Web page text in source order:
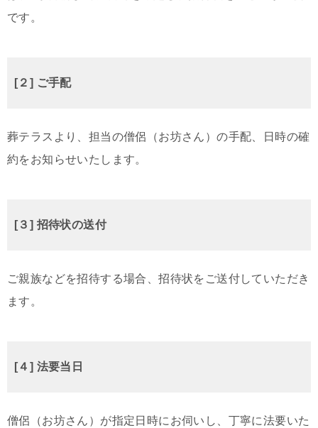
です。
[２] ご手配
葬テラスより、担当の僧侶（お坊さん）の手配、日時の確
約をお知らせいたします。
[３] 招待状の送付
ご親族などを招待する場合、招待状をご送付していただき
ます。
[４] 法要当日
僧侶（お坊さん）が指定日時にお伺いし、丁寧に法要いた